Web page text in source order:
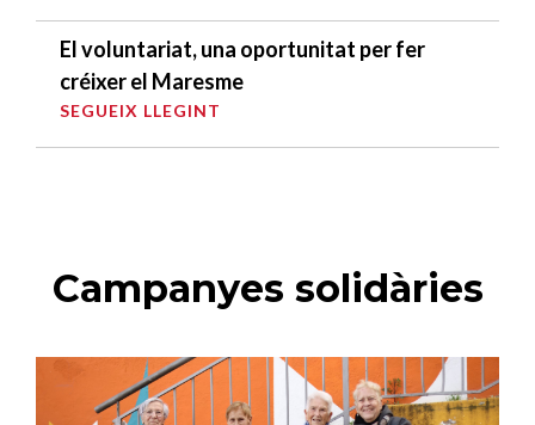
El voluntariat, una oportunitat per fer
créixer el Maresme
SEGUEIX LLEGINT
Campanyes solidàries